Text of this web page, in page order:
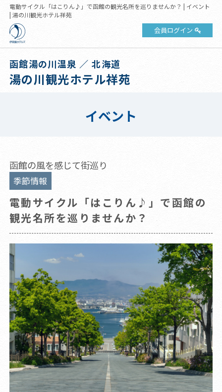
電動サイクル「はこりん♪」で函館の観光名所を巡りませんか？ | イベント
| 湯の川観光ホテル祥苑
会員ログイン
函館湯の川温泉 ／ 北海道
湯の川観光ホテル祥苑
イベント
函館の風を感じて街巡り
季節情報
電動サイクル「はこりん♪」で函館の
観光名所を巡りませんか？